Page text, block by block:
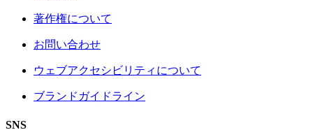
著作権について
お問い合わせ
ウェブアクセシビリティについて
ブランドガイドライン
SNS